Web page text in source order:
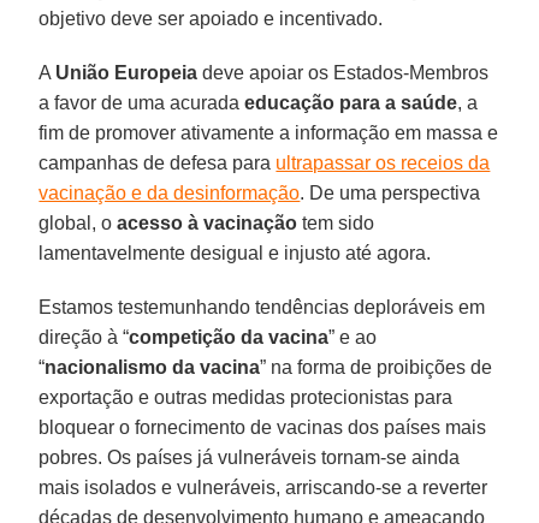
objetivo deve ser apoiado e incentivado.
A União Europeia deve apoiar os Estados-Membros
a favor de uma acuradaeducação para a saúde, a
fim de promover ativamente a informação em massa e
campanhas de defesa para ultrapassar os receios da
vacinação e da desinformação. De uma perspectiva
global, oacesso à vacinação tem sido
lamentavelmente desigual e injusto até agora.
Estamos testemunhando tendências deploráveis em
direção à “competição da vacina” e ao
“nacionalismo da vacina” na forma de proibições de
exportação e outras medidas protecionistas para
bloquear o fornecimento de vacinas dos países mais
pobres. Os países já vulneráveis tornam-se ainda
mais isolados e vulneráveis, arriscando-se a reverter
décadas de desenvolvimento humano e ameaçando